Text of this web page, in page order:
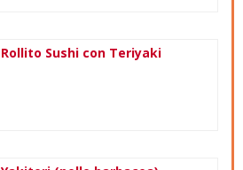
Rollito Sushi con Teriyaki